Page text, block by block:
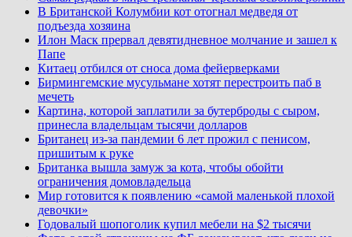
В Британской Колумбии кот отогнал медведя от
подъезда хозяина
Илон Маск прервал девятидневное молчание и зашел к
Папе
Китаец отбился от сноса дома фейерверками
Бирмингемские мусульмане хотят перестроить паб в
мечеть
Картина, которой заплатили за бутерброды с сыром,
принесла владельцам тысячи долларов
Британец из-за пандемии 6 лет прожил с пенисом,
пришитым к руке
Британка вышла замуж за кота, чтобы обойти
ограничения домовладельца
Мир готовится к появлению «самой маленькой плохой
девочки»
Годовалый шопоголик купил мебели на $2 тысячи